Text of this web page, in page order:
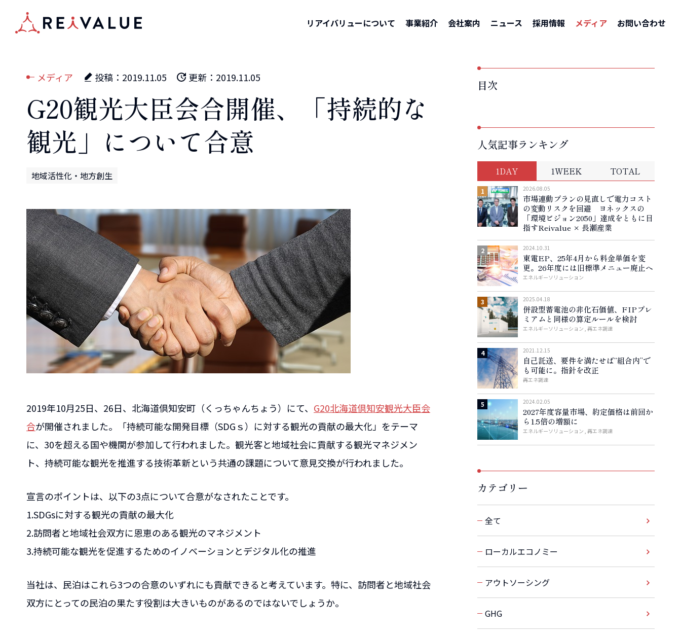
リアイバリューについて 事業紹介 会社案内 ニュース 採用情報 メディア お問い合わせ
メディア 投稿： 2019.11.05 更新： 2019.11.05
G20観光大臣会合開催、「持続的な
観光」について合意
地域活性化・地方創生
2019年10月25日、26日、北海道倶知安町（くっちゃんちょう）にて、 G20北海道倶知安観光大臣会
合が開催されました。「持続可能な開発目標（SDGｓ）に対する観光の貢献の最大化」をテーマ
に、30を超える国や機関が参加して行われました。観光客と地域社会に貢献する観光マネジメン
ト、持続可能な観光を推進する技術革新という共通の課題について意見交換が行われました。
宣言のポイントは、以下の3点について合意がなされたことです。
1.SDGsに対する観光の貢献の最大化
2.訪問者と地域社会双方に恩恵のある観光のマネジメント
3.持続可能な観光を促進するためのイノベーションとデジタル化の推進
当社は、民泊はこれら3つの合意のいずれにも貢献できると考えています。特に、訪問者と地域社会
双方にとっての民泊の果たす役割は大きいものがあるのではないでしょうか。
目次
人気記事ランキング
1DAY 1WEEK TOTAL
2026.08.05
市場連動プランの見直しで電力コスト
の変動リスクを回避 ヨネックスの
「環境ビジョン2050」達成をともに目
指すReivalue × 長瀬産業
2024.10.31
東電EP、25年4月から料金単価を変
更。26年度には旧標準メニュー廃止へ
エネルギーソリューション
2025.04.18
併設型蓄電池の非化石価値、FIPプレ
ミアムと同様の算定ルールを検討
エネルギーソリューション 再エネ調達
2021.12.15
自己託送、要件を満たせば“組合内”で
も可能に。指針を改正
再エネ調達
2024.02.05
2027年度容量市場、約定価格は前回か
ら1.5倍の増額に
エネルギーソリューション 再エネ調達
カテゴリー
全て
ローカルエコノミー
アウトソーシング
GHG